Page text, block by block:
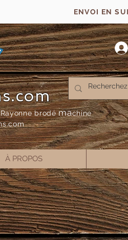
ENVOI EN
brodémachine
À PROPOS